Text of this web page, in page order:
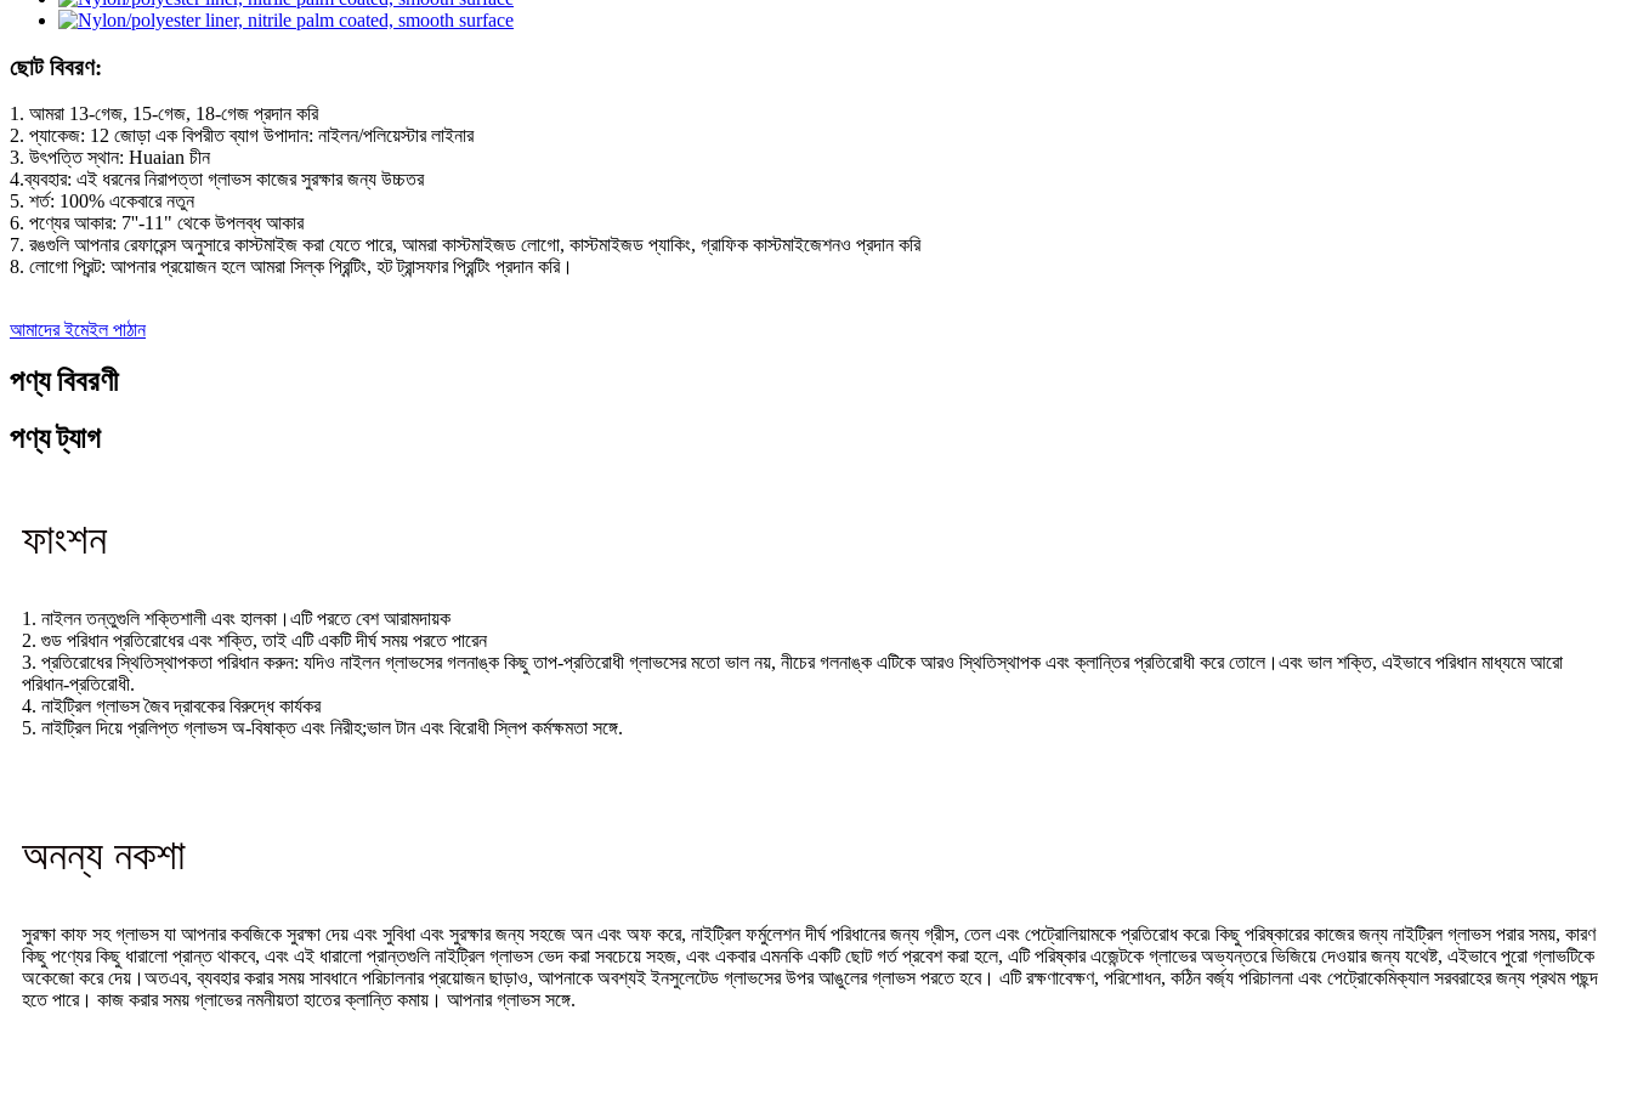
ছোট বিবরণ:
1. আমরা 13-গেজ, 15-গেজ, 18-গেজ প্রদান করি
2. প্যাকেজ: 12 জোড়া এক বিপরীত ব্যাগ উপাদান: নাইলন/পলিয়েস্টার লাইনার
3. উৎপত্তি স্থান: Huaian চীন
4.ব্যবহার: এই ধরনের নিরাপত্তা গ্লাভস কাজের সুরক্ষার জন্য উচ্চতর
5. শর্ত: 100% একেবারে নতুন
6. পণ্যের আকার: 7''-11" থেকে উপলব্ধ আকার
7. রঙগুলি আপনার রেফারেন্স অনুসারে কাস্টমাইজ করা যেতে পারে, আমরা কাস্টমাইজড লোগো, কাস্টমাইজড প্যাকিং, গ্রাফিক কাস্টমাইজেশনও প্রদান করি
8. লোগো প্রিন্ট: আপনার প্রয়োজন হলে আমরা সিল্ক প্রিন্টিং, হট ট্রান্সফার প্রিন্টিং প্রদান করি।
আমাদের ইমেইল পাঠান
পণ্য বিবরণী
পণ্য ট্যাগ
ফাংশন
1. নাইলন তন্তুগুলি শক্তিশালী এবং হালকা।এটি পরতে বেশ আরামদায়ক
2. গুড পরিধান প্রতিরোধের এবং শক্তি, তাই এটি একটি দীর্ঘ সময় পরতে পারেন
3. প্রতিরোধের স্থিতিস্থাপকতা পরিধান করুন: যদিও নাইলন গ্লাভসের গলনাঙ্ক কিছু তাপ-প্রতিরোধী গ্লাভসের মতো ভাল নয়, নীচের গলনাঙ্ক এটিকে আরও স্থিতিস্থাপক এবং ক্লান্তির প্রতিরোধী করে তোলে।এবং ভাল শক্তি, এইভাবে পরিধান মাধ্যমে আরো
পরিধান-প্রতিরোধী.
4. নাইট্রিল গ্লাভস জৈব দ্রাবকের বিরুদ্ধে কার্যকর
5. নাইট্রিল দিয়ে প্রলিপ্ত গ্লাভস অ-বিষাক্ত এবং নিরীহ;ভাল টান এবং বিরোধী স্লিপ কর্মক্ষমতা সঙ্গে.
অনন্য নকশা
সুরক্ষা কাফ সহ গ্লাভস যা আপনার কবজিকে সুরক্ষা দেয় এবং সুবিধা এবং সুরক্ষার জন্য সহজে অন এবং অফ করে, নাইট্রিল ফর্মুলেশন দীর্ঘ পরিধানের জন্য গ্রীস, তেল এবং পেট্রোলিয়ামকে প্রতিরোধ করে৷ কিছু পরিষ্কারের কাজের জন্য নাইট্রিল গ্লাভস পরার সময়, কারণ
কিছু পণ্যের কিছু ধারালো প্রান্ত থাকবে, এবং এই ধারালো প্রান্তগুলি নাইট্রিল গ্লাভস ভেদ করা সবচেয়ে সহজ, এবং একবার এমনকি একটি ছোট গর্ত প্রবেশ করা হলে, এটি পরিষ্কার এজেন্টকে গ্লাভের অভ্যন্তরে ভিজিয়ে দেওয়ার জন্য যথেষ্ট, এইভাবে পুরো গ্লাভটিকে
অকেজো করে দেয়।অতএব, ব্যবহার করার সময় সাবধানে পরিচালনার প্রয়োজন ছাড়াও, আপনাকে অবশ্যই ইনসুলেটেড গ্লাভসের উপর আঙুলের গ্লাভস পরতে হবে। এটি রক্ষণাবেক্ষণ, পরিশোধন, কঠিন বর্জ্য পরিচালনা এবং পেট্রোকেমিক্যাল সরবরাহের জন্য প্রথম পছন্দ
হতে পারে। কাজ করার সময় গ্লাভের নমনীয়তা হাতের ক্লান্তি কমায়। আপনার গ্লাভস সঙ্গে.